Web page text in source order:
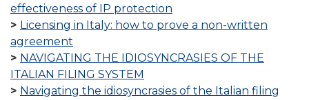
effectiveness of IP protection
Licensing in Italy: how to prove a non-written
agreement
NAVIGATING THE IDIOSYNCRASIES OF THE
ITALIAN FILING SYSTEM
Navigating the idiosyncrasies of the Italian filing